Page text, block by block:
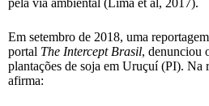
Em setembro de 2018, uma
portal The Intercept Brasil, denunciou
plantações de soja em Uruçuí (PI). Na
afirma: